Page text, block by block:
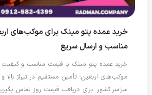
خرید عمده پتو مینک برای موکب‌های
مناسب و ارسال سریع
خرید عمده پتو مینک با قیمت مناسب و
موکب‌های اربعین؛ تأمین مستقیم در تیراژ بالا
سراسر کشور. برای دریافت قیمت روز تماس